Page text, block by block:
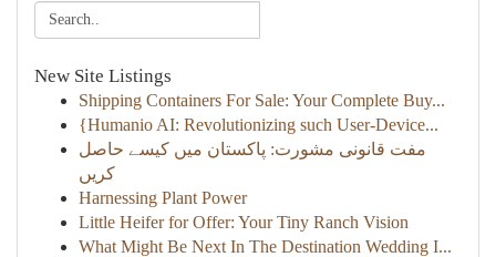
New Site Listings
Shipping Containers For Sale: Your Complete Buy...
{Humanio AI: Revolutionizing such User-Device...
مفت قانونی مشورت: پاکستان میں کیسے حاصل
کریں
Harnessing Plant Power
Little Heifer for Offer: Your Tiny Ranch Vision
What Might Be Next In The Destination Wedding I...